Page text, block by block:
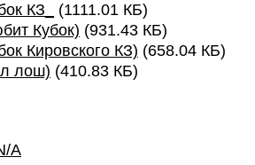
КЗ_ (1111.01 КБ)
Кубок) (931.43 КБ)
Кировского КЗ) (658.04 КБ)
лош) (410.83 КБ)
A